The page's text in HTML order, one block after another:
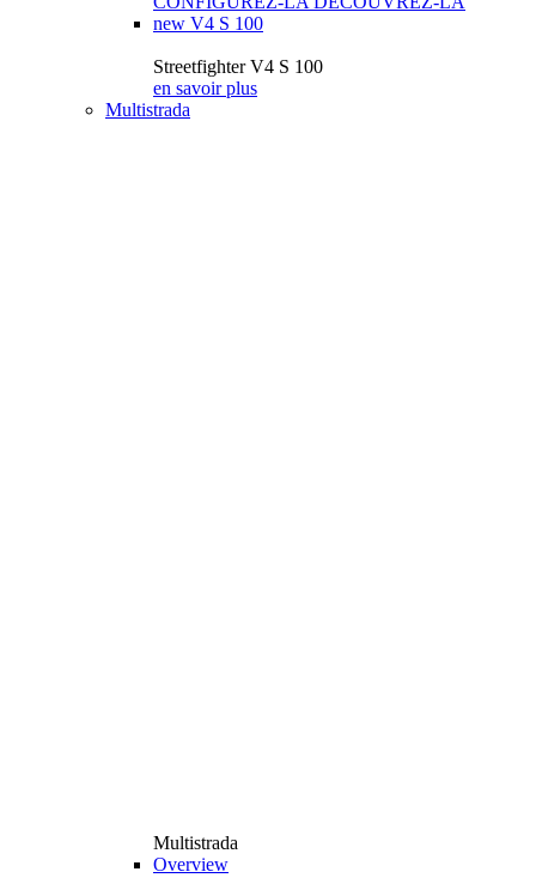
new V4 S 100
Streetfighter V4 S 100
en savoir plus
Multistrada
Multistrada
Overview